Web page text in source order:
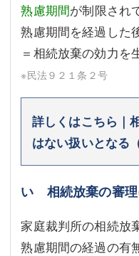
熟慮期間が制限され
熟慮期間を経過した
＝相続放棄の効力を
※民法９２１条２号
詳しくはこちら｜
はない扱いとなる
い 相続放棄の審理
家庭裁判所の相続放
熟慮期間の経過の有